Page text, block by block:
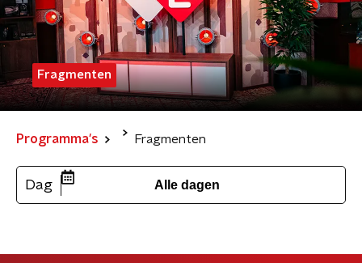
Fragmenten
Programma's Fragmenten
Dag Alle dagen